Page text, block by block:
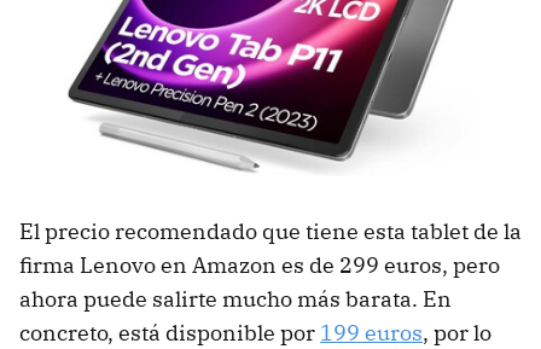
El precio recomendado que tiene esta tablet de la
firma Lenovo en Amazon es de 299 euros, pero
ahora puede salirte mucho más barata. En
concreto, está disponible por 199 euros, por lo